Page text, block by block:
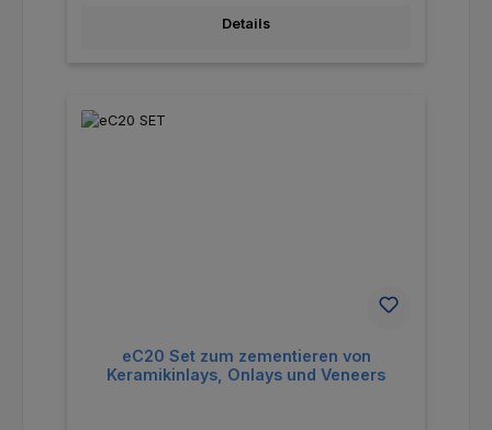
Details
eC20 Set zum zementieren von
Keramikinlays, Onlays und Veneers